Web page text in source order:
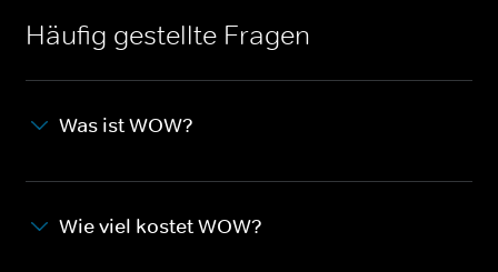
Häufig gestellte Fragen
Was ist WOW?
Wie viel kostet WOW?